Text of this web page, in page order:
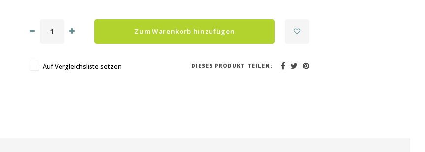
Zum Warenkorb hinzufügen
Auf Vergleichsliste setzen DIESES PRODUKT TEILEN: